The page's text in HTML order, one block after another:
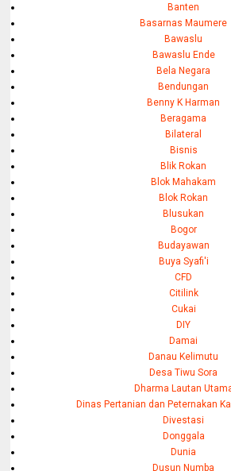
Banten
Basarnas Maumere
Bawaslu
Bawaslu Ende
Bela Negara
Bendungan
Benny K Harman
Beragama
Bilateral
Bisnis
Blik Rokan
Blok Mahakam
Blok Rokan
Blusukan
Bogor
Budayawan
Buya Syafi'i
CFD
Citilink
Cukai
DIY
Damai
Danau Kelimutu
Desa Tiwu Sora
Dharma Lautan
Dinas Pertanian dan Peternakan
Divestasi
Donggala
Dunia
Dusun Numba